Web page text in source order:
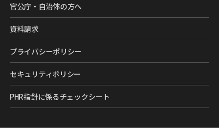
官公庁・自治体の方へ
資料請求
プライバシーポリシー
セキュリティポリシー
PHR指針に係るチェックシート